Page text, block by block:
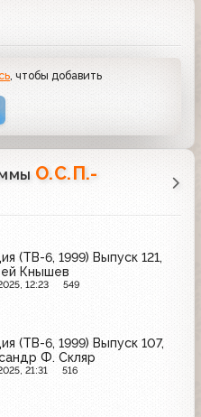
, чтобы добавить
О.С.П.-
(ТВ-6, 1999) Выпуск 121,
Кнышев
12:23 549
(ТВ-6, 1999) Выпуск 107,
Ф. Скляр
21:31 516